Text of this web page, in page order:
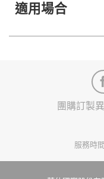
適用場合
團購訂製
服務時